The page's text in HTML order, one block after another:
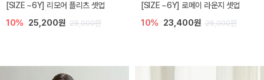
[SIZE ~6Y] 리모어 플리츠 셋업
10% 25,200원 28,000원
[SIZE ~6Y] 로메이 라운지 셋업
10% 23,400원 26,000원